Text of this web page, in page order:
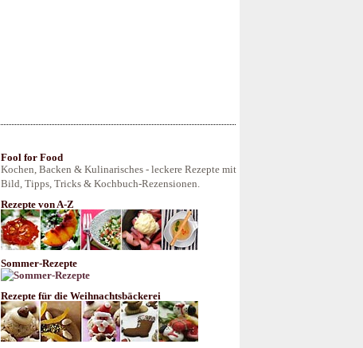
Fool for Food
Kochen, Backen & Kulinarisches - leckere Rezepte mit
Bild, Tipps, Tricks & Kochbuch-Rezensionen.
Rezepte von A-Z
Sommer-Rezepte
Rezepte für die Weihnachtsbäckerei